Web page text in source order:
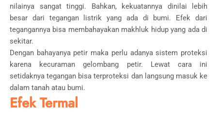
nilainya sangat tinggi. Bahkan, kekuatannya dinilai lebih
besar dari tegangan listrik yang ada di bumi. Efek dari
tegangannya bisa membahayakan makhluk hidup yang ada di
sekitar.
Dengan bahayanya petir maka perlu adanya sistem proteksi
karena kecuraman gelombang petir. Lewat cara ini
setidaknya tegangan bisa terproteksi dan langsung masuk ke
dalam tanah atau bumi.
Efek Termal